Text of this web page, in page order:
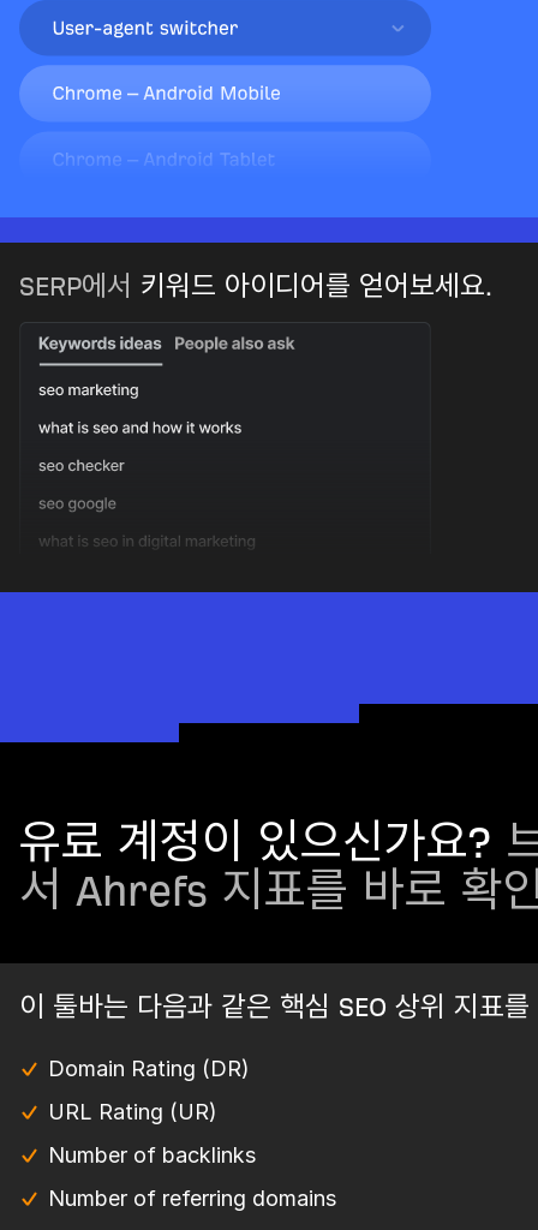
SERP에서 키워드 아이디어를 얻어보세요.
유료 계정이 있으신가요?
서 Ahrefs 지표를 바로 확
이 툴바는 다음과 같은 핵심 SEO 상위 지표
Domain Rating (DR)
URL Rating (UR)
Number of backlinks
Number of referring domains